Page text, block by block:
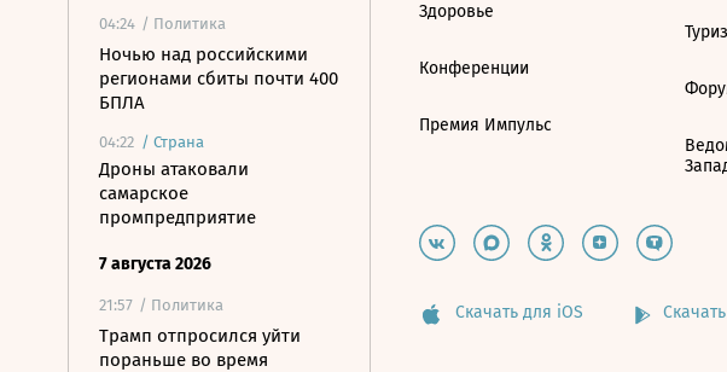
04:24 / Политика
Ночью над российскими
регионами сбиты почти 400
БПЛА
04:22 / Страна
Дроны атаковали
самарское
промпредприятие
7 августа 2026
21:57 / Политика
Трамп отпросился уйти
пораньше во время
Здоровье
Конференции
Премия Импульс
Скачать для iOS